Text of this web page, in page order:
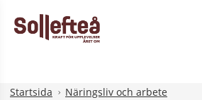
Startsida
Näringsliv och arbete